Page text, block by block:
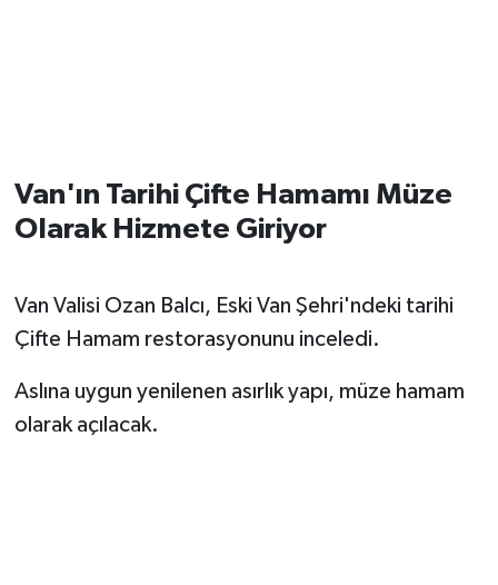
Van'ın Tarihi Çifte Hamamı Müze
Olarak Hizmete Giriyor
Van Valisi Ozan Balcı, Eski Van Şehri'ndeki tarihi
Çifte Hamam restorasyonunu inceledi.
Aslına uygun yenilenen asırlık yapı, müze hamam
olarak açılacak.